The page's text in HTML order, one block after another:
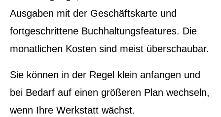
Ausgaben mit der Geschäftskarte und
fortgeschrittene Buchhaltungsfeatures. Die
monatlichen Kosten sind meist überschaubar.
Sie können in der Regel klein anfangen und
bei Bedarf auf einen größeren Plan wechseln,
wenn Ihre Werkstatt wächst.